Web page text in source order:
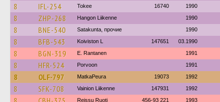
8 IFL-254 Tokee 16740 1990
8 ZHP-268 Hangon Liikenne 1990
8 BNE-540 Satakunta, прочие 1990
8 BFB-543 Koiviston L 147651 03.1990
8 BGN-319 E. Rantanen 1991
8 HFR-524 Porvoon 1991
8 OLF-797 MatkaPeura 19073 1992
8 SFK-708 Vainion Liikenne 147931 1992
Reissu Ruoti 456-93 221 1993